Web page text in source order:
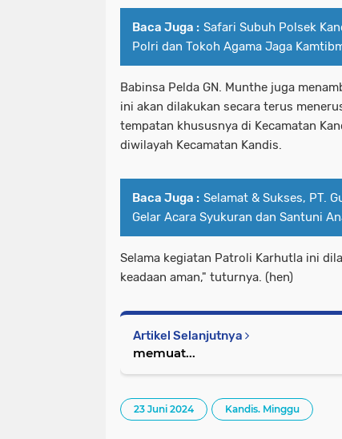
Baca Juga : Safari Subuh Polsek
Polri dan Tokoh Agama Jaga
Babinsa Pelda GN. Munthe juga
ini akan dilakukan secara terus
tempatan khususnya di Kecamatan
diwilayah Kecamatan Kandis.
Baca Juga : Selamat & Sukses, PT.
Gelar Acara Syukuran dan Santuni
Selama kegiatan Patroli Karhutla ini
keadaan aman," tuturnya. (hen)
Artikel Selanjutnya
memuat...
23 Juni 2024 Kandis. Minggu